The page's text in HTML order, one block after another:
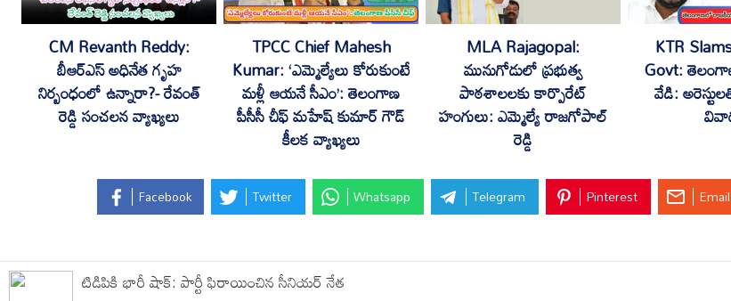
CM Revanth Reddy:
బీఆర్ఎస్ అధినేత గృహ
నిర్బంధంలో ఉన్నారా?- రేవంత్
రెడ్డి సంచలన వ్యాఖ్యలు
TPCC Chief Mahesh
Kumar: ‘ఎమ్మెల్యేలు కోరుకుంటే
మళ్లీ ఆయనే సీఎం’: తెలంగాణ
పీసీసీ చీఫ్ మహేష్ కుమార్ గౌడ్
కీలక వ్యాఖ్యలు
MLA Rajagopal:
మునుగోడులో ప్రభుత్వ
పాఠశాలలకు కార్పొరేట్
హంగులు: ఎమ్మెల్యే రాజగోపాల్
రెడ్డి
KTR
Govt:
వేడి:
Facebook Twitter Whatsapp Telegram Pinterest Email
టిడిపికి భారీ షాక్: పార్టీ ఫిరాయించిన సీనియర్ నేత